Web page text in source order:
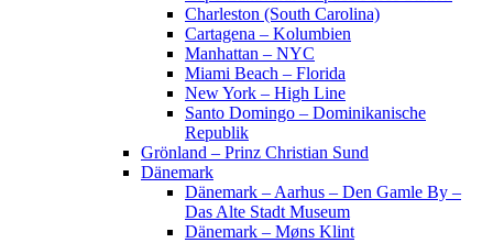
Charleston (South Carolina)
Cartagena – Kolumbien
Manhattan – NYC
Miami Beach – Florida
New York – High Line
Santo Domingo – Dominikanische
Republik
Grönland – Prinz Christian Sund
Dänemark
Dänemark – Aarhus – Den Gamle By –
Das Alte Stadt Museum
Dänemark – Møns Klint